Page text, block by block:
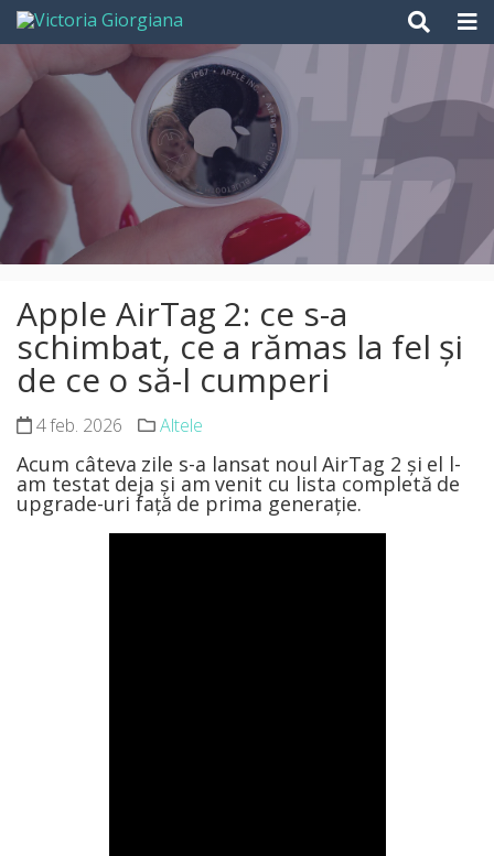
Skip
content
Apple AirTag 2: ce s-a
schimbat, ce a rămas la fel și
de ce o să-l cumperi
4 feb. 2026 Altele
Acum câteva zile s-a lansat noul AirTag 2 și el l-
am testat deja și am venit cu lista completă de
upgrade-uri față de prima generație.